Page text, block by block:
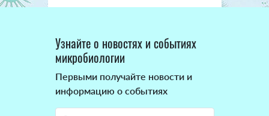
Узнайте о новостях и событиях
микробиологии
Первыми получайте новости и
информацию о событиях